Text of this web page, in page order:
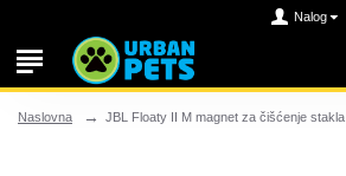
Nalog
Naslovna JBL Floaty II M magnet za čišćenje stakla